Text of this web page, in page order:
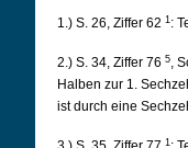
1.) S. 26, Ziffer 62 1 :
2.) S. 34, Ziffer 76 5,
Halben zur 1.
ist durch eine
1